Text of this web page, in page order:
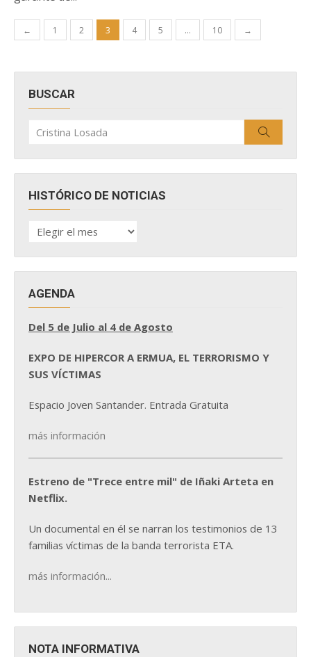
Paginación
de
← 1 2 3 4 5 … 10 →
BUSCAR
por:
HISTÓRICO DE NOTICIAS
HISTÓRICO
DE
AGENDA
Del 5 de Julio al 4 de Agosto
EXPO DE HIPERCOR A ERMUA, EL TERRORISMO Y
SUS VÍCTIMAS
Espacio Joven Santander. Entrada Gratuita
más información
Estreno de "Trece entre mil" de Iñaki Arteta en
Netflix.
Un documental en él se narran los testimonios de 13
familias víctimas de la banda terrorista ETA.
más información...
NOTA INFORMATIVA